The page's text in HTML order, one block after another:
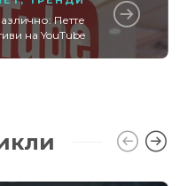
Петте
на YouTube